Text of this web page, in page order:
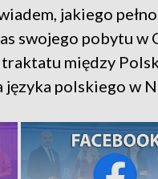
jakiego
swojego pobytu w
traktatu między
polskiego w